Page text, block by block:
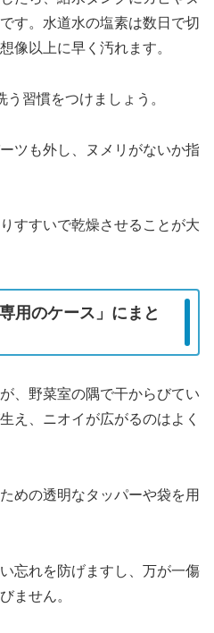
す。水道水の塩素は数日で切
像以上に早く汚れます。
習慣をつけましょう。
ツも外し、ヌメリがないか指
すすいで乾燥させることが大
用のケース」にまと
、野菜室の隅で干からびてい
え、ニオイが広がるのはよく
めの透明なタッパーや袋を用
忘れを防げますし、万が一傷
ません。